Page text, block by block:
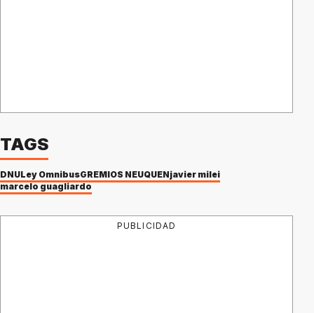
TAGS
DNULey ÓmnibusGREMIOS NEUQUENjavier milei
marcelo guagliardo
PUBLICIDAD